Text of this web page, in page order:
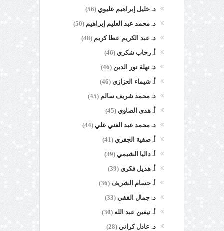
د. خليل إبراهيم عليوي (56)
د. محمد عبد العليم إبراهيم (50)
د. عبد الكريم عطا كريم (48)
أ. رحاب شكري (46)
د. نهلة نور الدين (46)
أ. شيماء العزازي (46)
د. محمد شريف سالم (45)
أ. هدى الصاوي (45)
د. محمد عبد الغني علي (44)
أ. صفية الجفري (41)
أ. داليا الشيمي (39)
أ. هديل فكري (39)
أ. حسام الشريف (36)
د. جمال الفقي (33)
أ. نيفين عبد الله (30)
د. عادل كراني (28)